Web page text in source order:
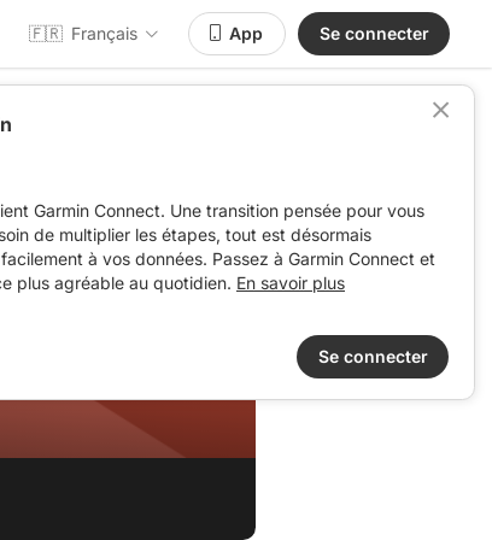
🇫🇷 Français App Se connecter
Garmin Connect. Une transition pensée pour vous
de multiplier les étapes, tout est désormais
à vos données. Passez à Garmin Connect et
plus agréable au quotidien. En savoir plus
Se connecter